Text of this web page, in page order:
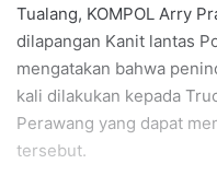
Tualang, KOMPOL Arry
dilapangan Kanit lantas
mengatakan bahwa
kali dilakukan kepada
Perawang yang dapat
tersebut.